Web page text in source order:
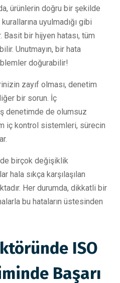
ürünlerin doğru bir şekilde
uyulmadığı gibi
bir hijyen hatası, tüm
Unutmayın, bir hata
doğurabilir!
zayıf olması, denetim
bir sorun. İç
denetimde de olumsuz
iç kontrol sistemleri, sürecin
birçok değişiklik
hala sıkça karşılaşılan
Her durumda, dikkatli bir
bu hataların üstesinden
ISO
Başarı